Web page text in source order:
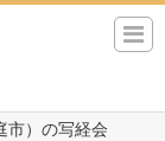
市）の写経会